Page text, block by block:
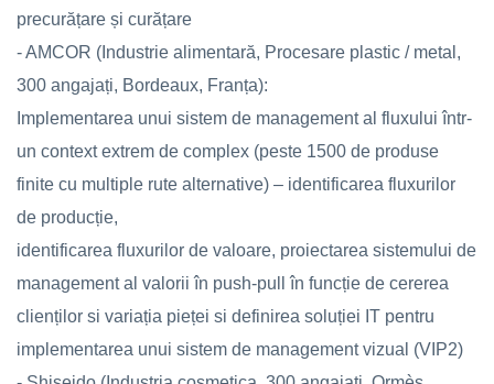
precurățare și curățare
- AMCOR (Industrie alimentară, Procesare plastic / metal,
300 angajați, Bordeaux, Franța):
Implementarea unui sistem de management al fluxului într-
un context extrem de complex (peste 1500 de produse
finite cu multiple rute alternative) – identificarea fluxurilor
de producție,
identificarea fluxurilor de valoare, proiectarea sistemului de
management al valorii în push-pull în funcție de cererea
clienților si variația pieței si definirea soluției IT pentru
implementarea unui sistem de management vizual (VIP2)